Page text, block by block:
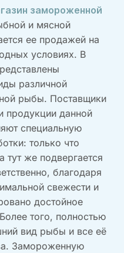
замороженной
и мясной
ее продажей на
условиях. В
различной
рыбы. Поставщики
продукции данной
специальную
только что
тут же подвергается
благодаря
свежести и
достойное
того, полностью
вид рыбы и все её
Замороженную